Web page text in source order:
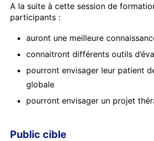
A la suite à cette session de
participants :
auront une meilleure
connaitront différents outils
pourront envisager leur patient
globale
pourront envisager un projet
Public cible